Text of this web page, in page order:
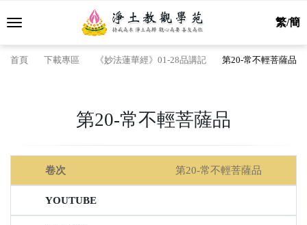
繁/簡
首頁 下載專區 《妙法蓮華經》01-28品講記 第20-常不輕菩薩品
第20-常不輕菩薩品
卷次
YouTube
聲檔
MP3下載
第20-常不輕菩薩品